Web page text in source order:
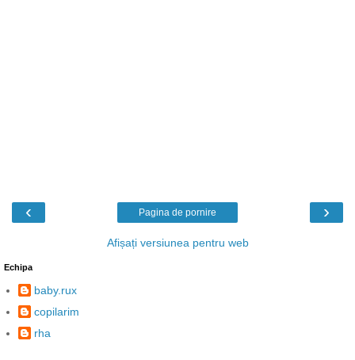
‹ ›
Pagina de pornire
Afișați versiunea pentru web
Echipa
baby.rux
copilarim
rha